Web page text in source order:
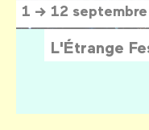
1 → 12
L'Étrange